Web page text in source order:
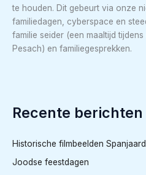
te houden. Dit gebeurt via onze
familiedagen, cyberspace en
familie seider (een maaltijd
Pesach) en familiegesprekken.
Recente berichten
Historische filmbeelden Spanjaard
Joodse feestdagen